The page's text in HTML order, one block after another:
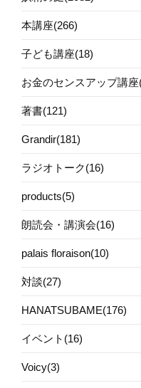
本講座(266)
子ども講座(18)
お金のセンスアップ講座
著書(121)
Grandir(181)
ラジオトーク(16)
products(5)
朗読会・講演会(16)
palais floraison(10)
対談(27)
HANATSUBAME(176)
イベント(16)
Voicy(3)